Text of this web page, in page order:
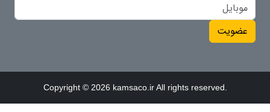
عضویت
Copyright © 2026 kamsaco.ir All rights reserved.